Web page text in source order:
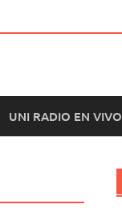
UNI RADIO EN VIVO